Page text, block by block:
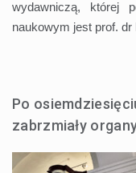
wydawniczą, której
naukowym jest prof. dr
Po
zabrzmiały